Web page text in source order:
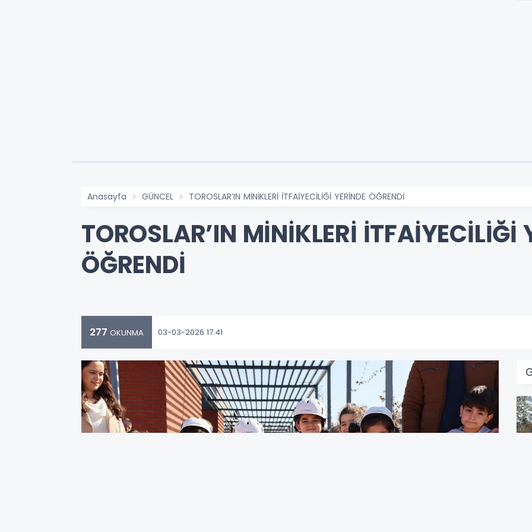
Anasayfa GÜNCEL TOROSLAR’IN MİNİKLERİ İTFAİYECİLİĞİ YERİNDE ÖĞRENDİ
TOROSLAR’IN MİNİKLERİ İTFAİYECİLİĞİ
ÖĞRENDİ
277 OKUNMA 03-03-2026 17:41